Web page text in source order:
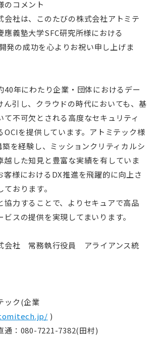
コメント
会社は、このたびの株式会社アトミテ
應義塾大学SFC研究所様における
発の成功を心よりお祝い申し上げま
40年にわたり企業・団体におけるデー
ん引し、クラウドの時代においても、基
て不可欠とされる高度なセキュリティ
OCIを提供しています。アトミテック様
を経験し、ミッションクリティカルシ
越した知見と豊富な実績を有していま
客様におけるDX推進を飛躍的に向上さ
おります。
協力することで、よりセキュアで高品
スの提供を実現してまいります。
会社 常務執行役員 アライアンス統
ック(企業
)
通：080-7221-7382(田村)